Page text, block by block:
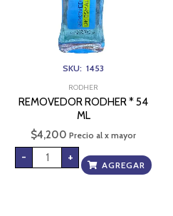
SKU: 1453
RODHER
REMOVEDOR RODHER * 54
ML
$4,200 Precio al x mayor
- +
AGREGAR